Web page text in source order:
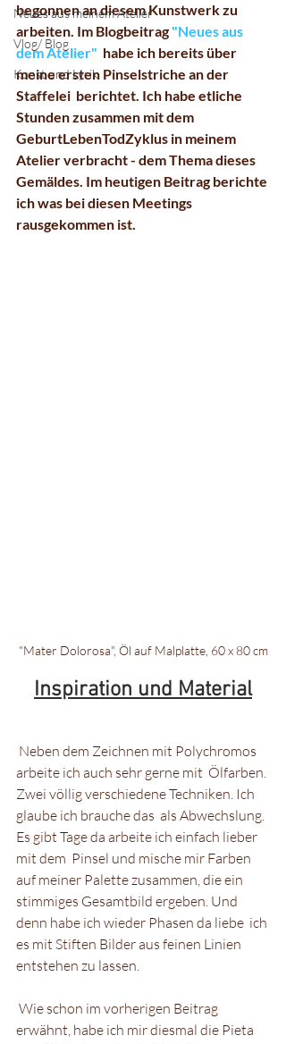
Neues aus meinem Atelier
Vlog/ Blog
Kunst und Lyrik
begonnen an diesem Kunstwerk zu
arbeiten. Im Blogbeitrag "Neues aus
dem Atelier"
  habe ich bereits über
meine ersten Pinselstriche an der
Staffelei  berichtet. Ich habe etliche
Stunden zusammen mit dem
GeburtLebenTodZyklus in meinem
Atelier verbracht - dem Thema dieses
Gemäldes. Im heutigen Beitrag berichte
ich was bei diesen Meetings
rausgekommen ist.
"Mater Dolorosa", Öl auf Malplatte, 60 x 80 cm
Inspiration und Material
arbeite ich auch sehr gerne mit  Ölfarben.
Zwei völlig verschiedene Techniken. Ich
glaube ich brauche das  als Abwechslung.
Es gibt Tage da arbeite ich einfach lieber
mit dem  Pinsel und mische mir Farben
auf meiner Palette zusammen, die ein
stimmiges Gesamtbild ergeben. Und
denn habe ich wieder Phasen da liebe  ich
es mit Stiften Bilder aus feinen Linien
entstehen zu lassen.
erwähnt, habe ich mir diesmal die Pieta